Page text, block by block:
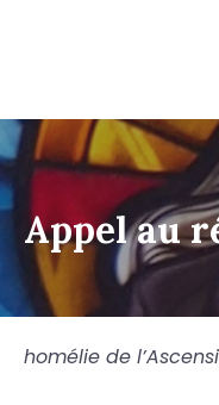
Appel au
homélie de